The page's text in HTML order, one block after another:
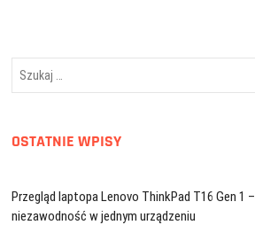
OSTATNIE WPISY
Przegląd laptopa Lenovo ThinkPad T16 Gen 1
niezawodność w jednym urządzeniu